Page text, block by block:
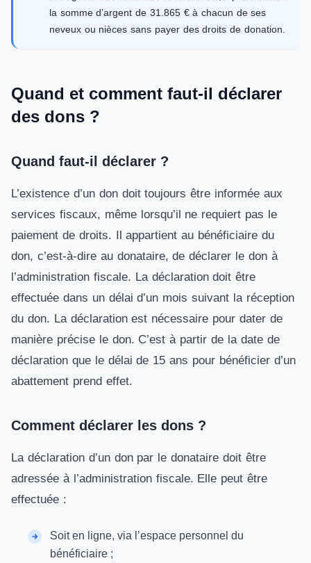
la somme d’argent de 31.865 € à chacun de ses
neveux ou nièces sans payer des droits de donation.
Quand et comment faut-il déclarer
des dons ?
Quand faut-il déclarer ?
L’existence d’un don doit toujours être informée aux
services fiscaux, même lorsqu’il ne requiert pas le
paiement de droits. Il appartient au bénéficiaire du
don, c’est-à-dire au donataire, de déclarer le don à
l’administration fiscale. La déclaration doit être
effectuée dans un délai d’un mois suivant la réception
du don. La déclaration est nécessaire pour dater de
manière précise le don. C’est à partir de la date de
déclaration que le délai de 15 ans pour bénéficier d’un
abattement prend effet.
Comment déclarer les dons ?
La déclaration d’un don par le donataire doit être
adressée à l’administration fiscale. Elle peut être
effectuée :
Soit en ligne, via l’espace personnel du
bénéficiaire ;